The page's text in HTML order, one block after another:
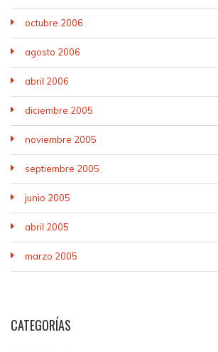
octubre 2006
agosto 2006
abril 2006
diciembre 2005
noviembre 2005
septiembre 2005
junio 2005
abril 2005
marzo 2005
CATEGORÍAS